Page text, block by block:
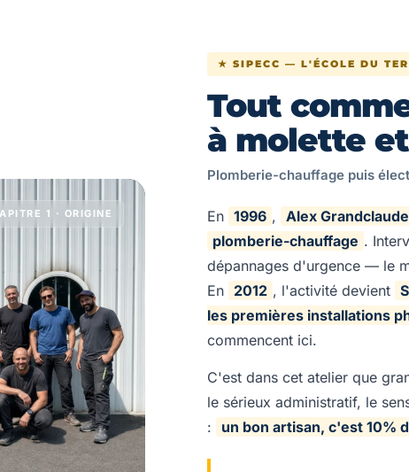
1 · ORIGINE
★ SIPECC — L'ÉCOLE DU
Tout
à molette
Plomberie-chauffage puis
En 1996 , Alex Grandclaude
plomberie-chauffage .
dépannages d'urgence — le
En 2012 , l'activité devient
les premières installations
commencent ici.
C'est dans cet atelier que
le sérieux administratif, le
:
un bon artisan, c'est 10%